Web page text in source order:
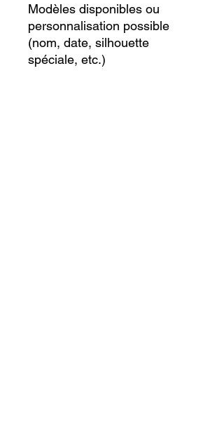
Modèles disponibles ou
personnalisation possible
(nom, date, silhouette
spéciale, etc.)